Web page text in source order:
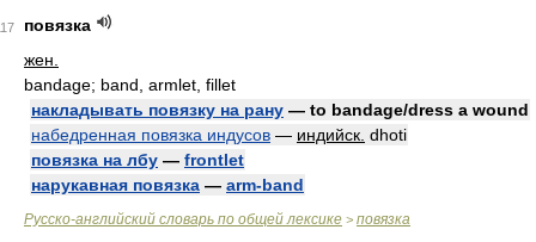
повязка
жен.
bandage; band, armlet, fillet
накладывать повязку на рану — to bandage/dress a wound
набедренная повязка индусов — индийск. dhoti
повязка на лбу — frontlet
нарукавная повязка — arm-band
Русско-английский словарь по общей лексике > повязка